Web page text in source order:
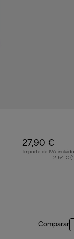
27,90 €
Importe de IVA
2,54 €
Comparar